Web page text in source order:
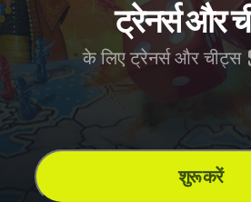
ट्रेनर्स और
के लिए ट्रेनर्स और चीट्स
शुरू करें